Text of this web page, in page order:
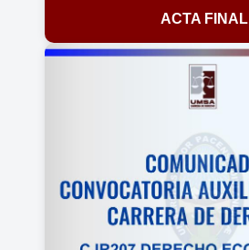
ACTA FINAL